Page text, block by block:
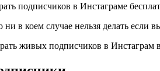
подписчиков в Инстаграме
ни в коем случае нельзя делать
живых подписчиков в Инстаграм